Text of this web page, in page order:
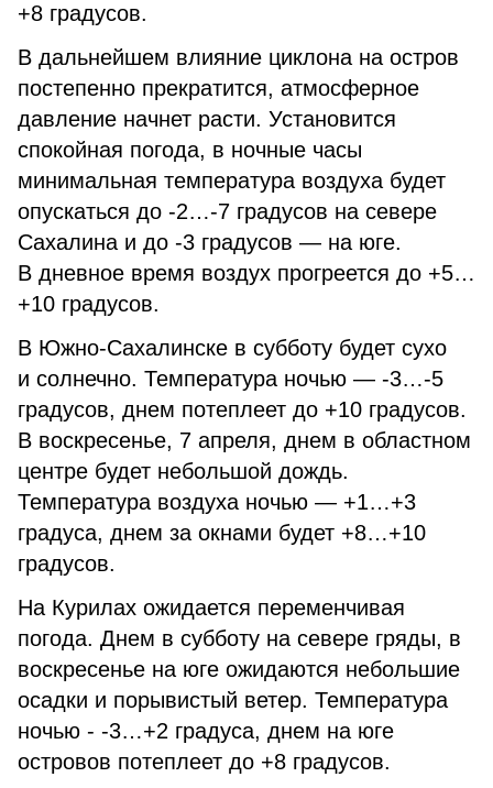
+8 градусов.
В дальнейшем влияние циклона на остров
постепенно прекратится, атмосферное
давление начнет расти. Установится
спокойная погода, в ночные часы
минимальная температура воздуха будет
опускаться до -2…-7 градусов на севере
Сахалина и до -3 градусов — на юге.
В дневное время воздух прогреется до +5…
+10 градусов.
В Южно-Сахалинске в субботу будет сухо
и солнечно. Температура ночью — -3…-5
градусов, днем потеплеет до +10 градусов.
В воскресенье, 7 апреля, днем в областном
центре будет небольшой дождь.
Температура воздуха ночью — +1…+3
градуса, днем за окнами будет +8…+10
градусов.
На Курилах ожидается переменчивая
погода. Днем в субботу на севере гряды, в
воскресенье на юге ожидаются небольшие
осадки и порывистый ветер. Температура
ночью - -3…+2 градуса, днем на юге
островов потеплеет до +8 градусов.